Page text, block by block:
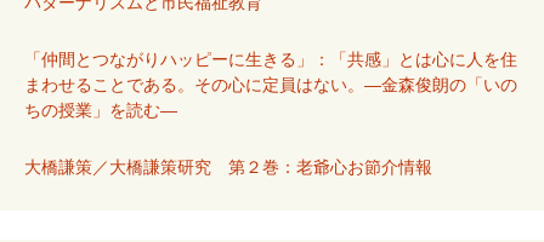
「仲間とつながりハッピーに生きる」：「共感」とは心に人を住
まわせることである。その心に定員はない。―金森俊朗の「いの
ちの授業」を読む―
大橋謙策／大橋謙策研究 第２巻：老爺心お節介情報